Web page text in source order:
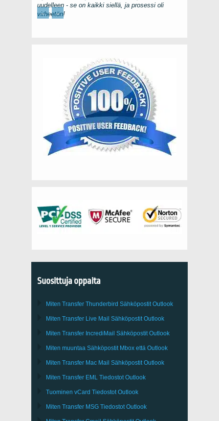
uudelleen - se on kaikki siellä, ja prosessi oli
virheetön!
← →
Suosittuja oppaita
Miten Transfer Thunderbird Sähköpostit Outlook
Miten Transfer Live Mail Sähköpostit Outlook
Miten Transfer IncrediMail Sähköpostit Outlook
Miten muuntaa Sähköpostit Mbox että Outlook
Miten Transfer Mac Mail Sähköpostit Outlook
Miten Transfer EML Tiedostot Outlook
Tuominen vCard Tiedostot Outlook
Miten Transfer MSG Tiedostot Outlook